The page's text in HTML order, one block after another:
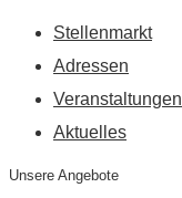
Stellenmarkt
Adressen
Veranstaltungen
Aktuelles
Unsere Angebote